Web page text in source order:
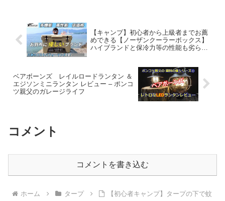
ロープ ウェイトバ – 暮ら
しの道具
【キャンプ】初心者から上級者までお薦
めできる【ノーザンクーラーボックス】
ハイブランドと保冷力等の性能も劣ら
ベアボーンズ レイルロードランタン ＆
エジソンミニランタン レビュー – ポンコ
ツ親父のガレージライフ
コメント
コメントを書き込む
ホーム タープ
【初心者キャンプ】タープの下で蚊